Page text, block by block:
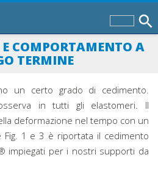
COMPORTAMENTO A
TERMINE
un certo grado di cedimento.
in tutti gli elastomeri. Il
deformazione nel tempo con un
Fig. 1 e 3 è riportata il cedimento
impiegati per i nostri supporti da